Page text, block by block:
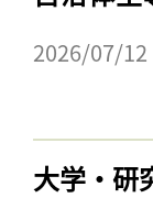
2026/07/12
大学・研